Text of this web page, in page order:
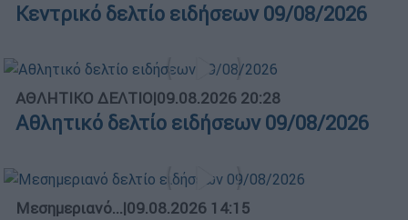
Κεντρικό δελτίο ειδήσεων 09/08/2026
ΑΘΛΗΤΙΚΟ ΔΕΛΤΙΟ|09.08.2026 20:28
Αθλητικό δελτίο ειδήσεων 09/08/2026
Μεσημεριανό...|09.08.2026 14:15